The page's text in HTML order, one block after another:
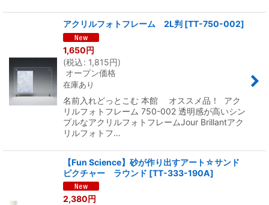
アクリルフォトフレーム 2L判 [TT-750-002]
1,650円
(税込: 1,815円)
オープン価格
在庫あり
名前入れどっとこむ 本館 オススメ品！ アク
リルフォトフレーム 750-002 透明感が高いシン
プルなアクリルフォトフレームJour Brillantアク
リルフォトフ…
【Fun Science】砂が作り出すアート☆サンド
ピクチャー ラウンド [TT-333-190A]
2,380円